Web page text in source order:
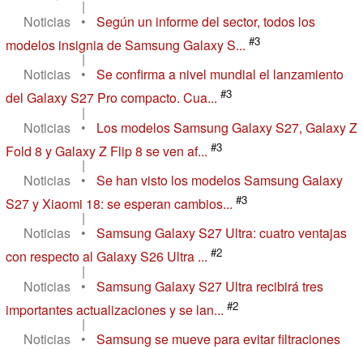
|
Noticias
•
Según un informe del sector, todos los
modelos insignia de Samsung Galaxy S... #3
|
Noticias
•
Se confirma a nivel mundial el lanzamiento
del Galaxy S27 Pro compacto. Cua... #3
|
Noticias
•
Los modelos Samsung Galaxy S27, Galaxy Z
Fold 8 y Galaxy Z Flip 8 se ven af... #3
|
Noticias
•
Se han visto los modelos Samsung Galaxy
S27 y Xiaomi 18: se esperan cambios... #3
|
Noticias
•
Samsung Galaxy S27 Ultra: cuatro ventajas
con respecto al Galaxy S26 Ultra ... #2
|
Noticias
•
Samsung Galaxy S27 Ultra recibirá tres
importantes actualizaciones y se lan... #2
|
Noticias
•
Samsung se mueve para evitar filtraciones